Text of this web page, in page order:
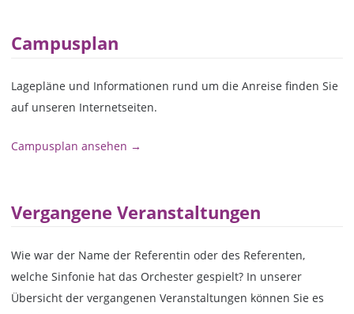
Campusplan
Lagepläne und Informationen rund um die Anreise finden Sie
auf unseren Internetseiten.
Campusplan ansehen →
Vergangene Veranstaltungen
Wie war der Name der Referentin oder des Referenten,
welche Sinfonie hat das Orchester gespielt? In unserer
Übersicht der vergangenen Veranstaltungen können Sie es